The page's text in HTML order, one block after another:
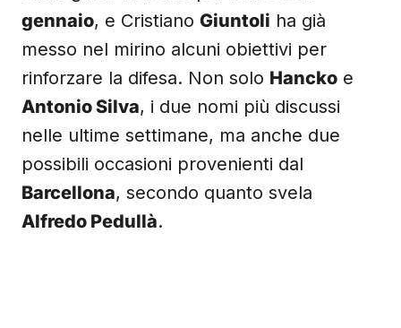
gennaio, e Cristiano Giuntoli ha già
messo nel mirino alcuni obiettivi per
rinforzare la difesa. Non solo Hancko e
Antonio Silva, i due nomi più discussi
nelle ultime settimane, ma anche due
possibili occasioni provenienti dal
Barcellona, secondo quanto svela
Alfredo Pedullà.